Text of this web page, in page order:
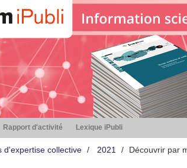
Rapport d'activité Lexique iPubli
d'expertise collective 2021 Découvrir par